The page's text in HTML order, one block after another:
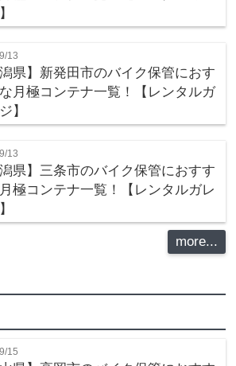
13
潟県】新発田市のバイク保管におす
月極コンテナ一覧！【レンタルガ
】
13
潟県】三条市のバイク保管におすす
極コンテナ一覧！【レンタルガレ
more...
15